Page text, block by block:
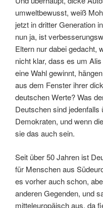
umweltbewusst, weiß
jetzt in dritter Generation
nun ja, ist
Eltern nur dabei gedacht,
nicht klar, dass es um
eine Wahl gewinnt,
aus dem Fenster ihrer
deutschen Werte? Was
Deutschen sind jedenfalls
Demokraten, und wenn
sie das auch sein.
Seit über 50 Jahren ist
für Menschen aus
es vorher auch schon,
anderen Gegenden, und
mitteleuropäisch aus, da